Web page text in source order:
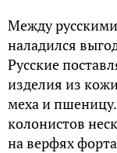
Между
наладился
Русские
изделия из
меха и
колонистов
на верфях